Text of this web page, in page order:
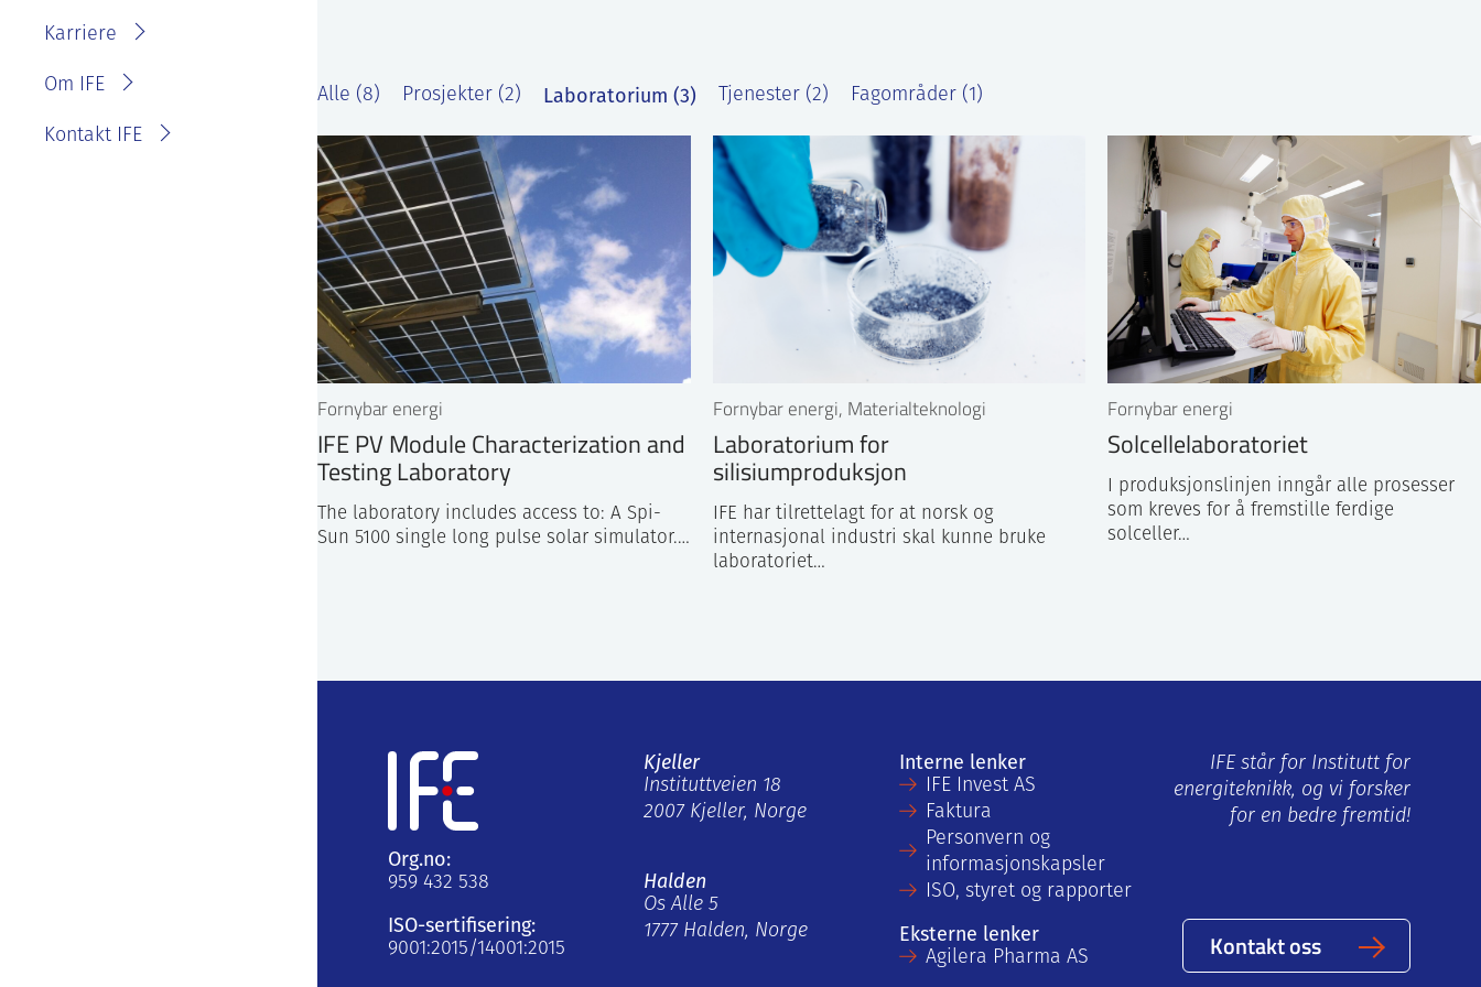
Karriere
Om IFE
Personvernerklæring for
Kontakt IFE
Fakturainformasjon
Varsling eller melde
Alle (8) Prosjekter (2) Laboratorium (3) Tjenester (2) Fagområder (1)
Fornybar energi
IFE PV Module Characterization and
Testing Laboratory
The laboratory includes access to: A Spi-
Sun 5100 single long pulse solar simulator.…
Fornybar energi, Materialteknologi
Laboratorium for
silisiumproduksjon
IFE har tilrettelagt for at norsk og
internasjonal industri skal kunne bruke
laboratoriet…
Fornybar energi
Solcellelaboratoriet
I produksjonslinjen inngår alle prosesser
som kreves for å fremstille ferdige
solceller…
Org.no:
959 432 538
ISO-sertifisering:
9001:2015/14001:2015
Kjeller
Instituttveien 18
2007 Kjeller, Norge
Halden
Os Alle 5
1777 Halden, Norge
Interne lenker
IFE Invest AS
Faktura
Personvern og
informasjonskapsler
ISO, styret og rapporter
Eksterne lenker
Agilera Pharma AS
IFE står for Institutt for
energiteknikk, og vi forsker
for en bedre fremtid!
Kontakt oss